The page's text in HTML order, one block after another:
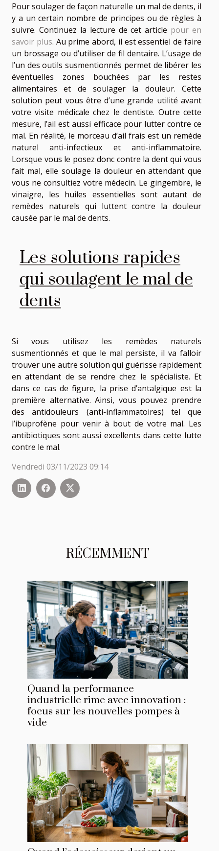
Pour soulager de façon naturelle un mal de dents, il
y a un certain nombre de principes ou de règles à
suivre. Continuez la lecture de cet article pour en
savoir plus. Au prime abord, il est essentiel de faire
un brossage ou d’utiliser de fil dentaire. L’usage de
l’un des outils susmentionnés permet de libérer les
éventuelles zones bouchées par les restes
alimentaires et de soulager la douleur. Cette
solution peut vous être d’une grande utilité avant
votre visite médicale chez le dentiste. Outre cette
mesure, l’ail est aussi efficace pour lutter contre ce
mal. En réalité, le morceau d’ail frais est un remède
naturel anti-infectieux et anti-inflammatoire.
Lorsque vous le posez donc contre la dent qui vous
fait mal, elle soulage la douleur en attendant que
vous ne consultiez votre médecin. Le gingembre, le
vinaigre, les huiles essentielles sont autant de
remèdes naturels qui luttent contre la douleur
causée par le mal de dents.
Les solutions rapides
qui soulagent le mal de
dents
Si vous utilisez les remèdes naturels
susmentionnés et que le mal persiste, il va falloir
trouver une autre solution qui guérisse rapidement
en attendant de se rendre chez le spécialiste. Et
dans ce cas de figure, la prise d’antalgique est la
première alternative. Ainsi, vous pouvez prendre
des antidouleurs (anti-inflammatoires) tel que
l’ibuprofène pour venir à bout de votre mal. Les
antibiotiques sont aussi excellents dans cette lutte
contre le mal.
Vendredi 03/11/2023 09:14
RÉCEMMENT
Quand la performance
industrielle rime avec innovation :
focus sur les nouvelles pompes à
vide